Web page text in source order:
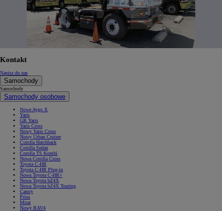
Kontakt
Napisz do nas
Samochody
Samochody
Samochody osobowe
Nowe Aygo X
Yaris
GR Yaris
Yaris Cross
Nowy Yaris Cross
Nowy Urban Cruiser
Corolla Hatchback
Corolla Sedan
Corolla TS Kombi
Nowa Corolla Cross
Toyota C-HR
Toyota C-HR Plug-in
Nowa Toyota C-HR+
Nowa Toyota bZ4X
Nowa Toyota bZ4X Touring
Camry
Prius
Mirai
Nowy RAV4